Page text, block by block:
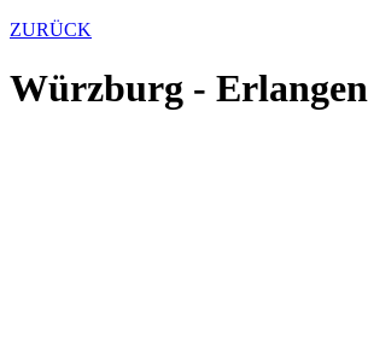
ZURÜCK
Würzburg - Erlangen